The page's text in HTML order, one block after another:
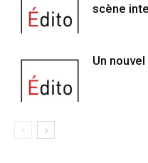
scène
Un